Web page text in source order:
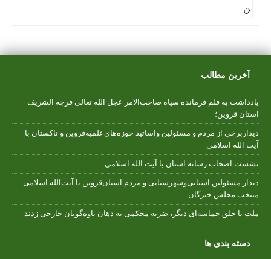
آخرین مطالب
یادداشت به قلم فرمانده سپاه صاحب‌الامر عجل الله تعالی فرجه الشریف
استان قزوین؛
دیداربرخی از مردم و مسئولین واساتید حوزه‌های‌علمیه‌قزوین و تاکستان با
آیت الله اسلامی
نشست اصحاب رسانه استان با آیت الله اسلامی
دیدار مسئولین استانی‌وشهرستانی و مردم‌ استان‌قزوین با آیت‌الله‌ اسلامی
منتخب مجلس‌ خبرگان
ملت با خلق حماسه‌ای دیگر، ضربه محکمی به دهان یاوه‌گویان خارجی زدند
دسته بندی ها